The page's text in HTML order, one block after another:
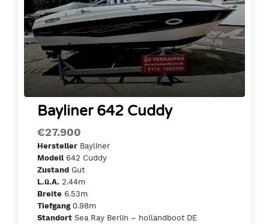
Bayliner 642 Cuddy
€27.900
Hersteller Bayliner
Modell642 Cuddy
Zustand Gut
L.ü.A. 2.44m
Breite 6.53m
Tiefgang0.98m
Standort Sea Ray Berlin – hollandboot DE